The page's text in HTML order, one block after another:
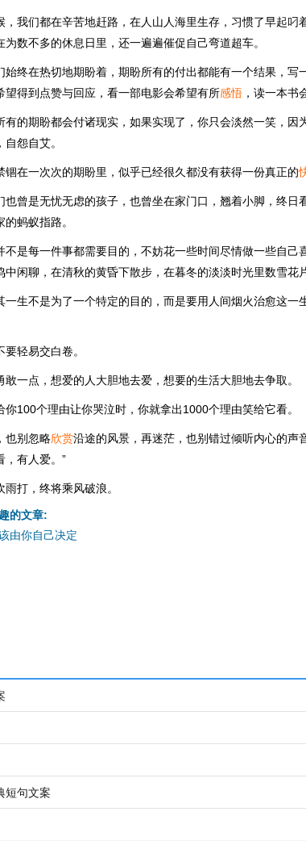
，我们都在辛苦地赶路，在人山人海里生存，习惯了早起叼
为数不多的休息日里，还一遍遍催促自己弯道超车。
始终在热切地期盼着，期盼所有的付出都能有一个结果，写
望得到点赞与回应，看一部电影会希望有所感悟 ，读一本书
有的期盼都会付诸现实，如果实现了，你只会淡然一笑，因
怨自艾。
锢在一次次的期盼里，似乎已经很久都没有获得一份真正的
也曾是无忧无虑的孩子，也曾坐在家门口，翘着小脚，终日
蚂蚁指路。
不是每一件事都需要目的，不妨花一些时间尽情做一些自己
中闲聊，在清秋的黄昏下散步，在暮冬的淡淡时光里数雪花
一生不是为了一个特定的目的，而是要用人间烟火治愈这一
要轻易交白卷。
敢一点，想爱的人大胆地去爱，想要的生活大胆地去争取。
你100个理由让你哭泣时，你就拿出1000个理由笑给它看。
也别忽略欣赏沿途的风景，再迷茫，也别错过倾听内心的声
，有人爱。”
雨打，终将乘风破浪。
的文章:
由你自己决定
短句文案